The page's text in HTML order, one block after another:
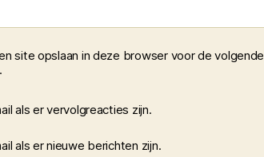
site opslaan in deze browser voor de
als er vervolgreacties zijn.
als er nieuwe berichten zijn.